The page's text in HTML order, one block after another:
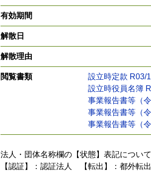
有効期間
解散日
解散理由
閲覧書類
設立時定款 R03/
設立時役員名簿
事業報告書等（
事業報告書等（
事業報告書等（
法人・団体名称欄の【状態】表記について
【認証】：認証法人 【転出】：都外